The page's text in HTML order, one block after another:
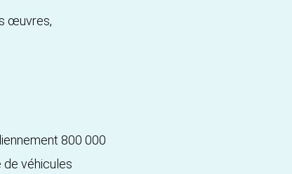
œuvres,
800 000
de véhicules